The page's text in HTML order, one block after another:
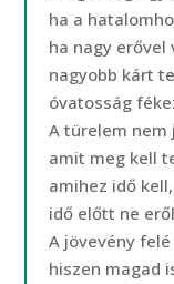
ha a
ha nagy erővel
nagyobb kárt
óvatosság
A türelem
amit meg kell
amihez idő
idő előtt ne
A jövevény
hiszen magad